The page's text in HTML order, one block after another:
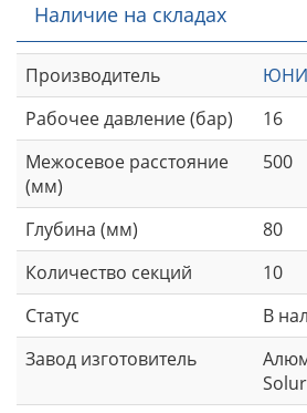
Наличие на складах
Производитель
Рабочее давление (бар)
16
Межосевое расстояние
(мм)
500
Глубина (мм)
80
Количество секций
10
Статус
В
Завод изготовитель
Solur